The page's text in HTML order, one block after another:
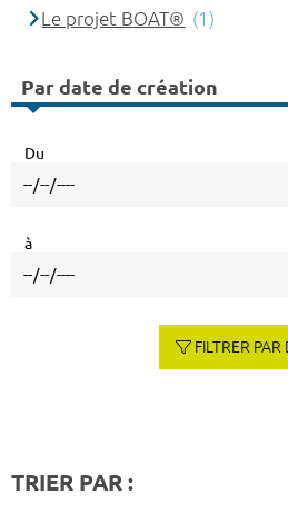
Le projet BOAT® (1)
Par date de création
Du
à
FILTRER PAR
TRIER PAR :